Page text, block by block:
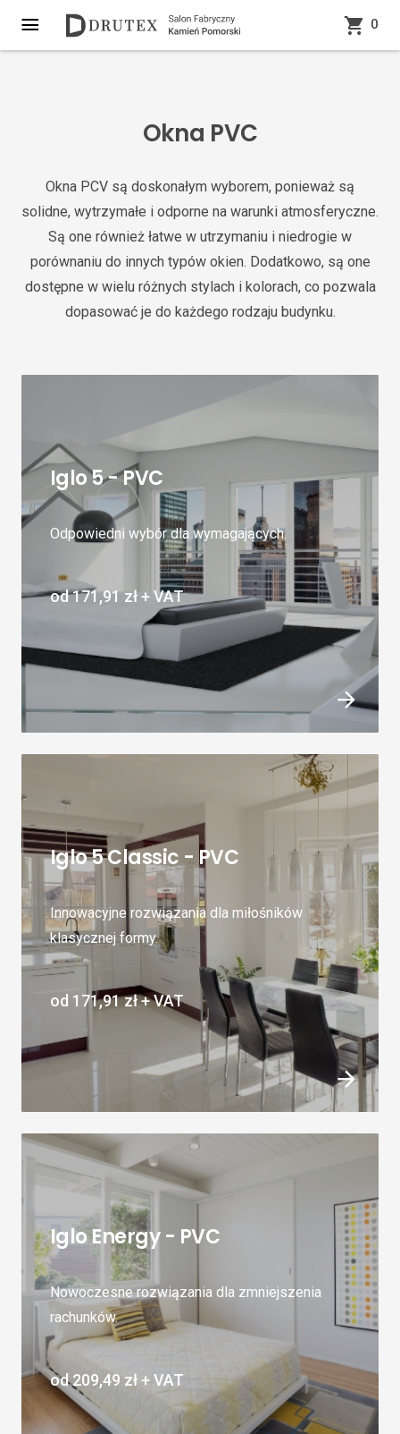
0
Okna PVC
Okna PCV są doskonałym wyborem, ponieważ są
solidne, wytrzymałe i odporne na warunki atmosferyczne.
Są one również łatwe w utrzymaniu i niedrogie w
porównaniu do innych typów okien. Dodatkowo, są one
dostępne w wielu różnych stylach i kolorach, co pozwala
dopasować je do każdego rodzaju budynku.
Iglo 5 - PVC
Odpowiedni wybór dla wymagających.
od171,91 zł+ VAT
Iglo 5 Classic - PVC
Innowacyjne rozwiązania dla miłośników
klasycznej formy.
od 171,91 zł+ VAT
Iglo Energy - PVC
Nowoczesne rozwiązania dla zmniejszenia
rachunków.
od209,49 zł+ VAT